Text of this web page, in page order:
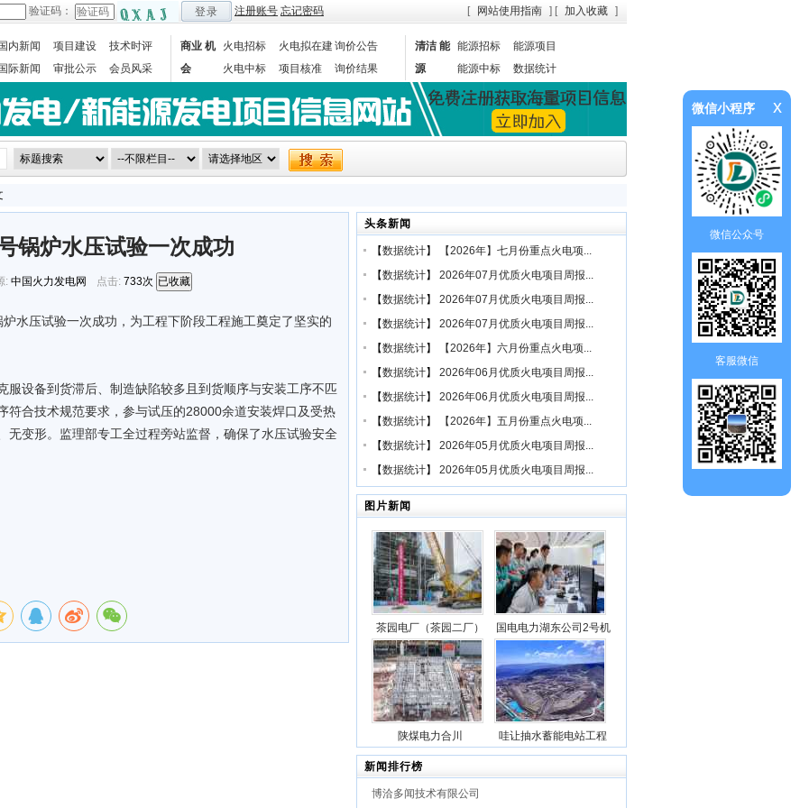
验证码： 登录 注册账号 忘记密码 [ 网站使用指南 ] [ 加入收藏 ]
国内新闻 项目建设
技术时评
国际新闻
审批公示 会员风采
商业 机
会
火电招标 火电拟在建询价公告
火电中标
项目核准
询价结果
清洁 能
源
能源招标
能源项目
能源中标
数据统计
锅炉水压试验一次成功
: 中国火力发电网 点击: 733次 已收藏
水压试验一次成功，为工程下阶段工程施工奠定了坚实的
服设备到货滞后、制造缺陷较多且到货顺序与安装工序不匹
符合技术规范要求，参与试压的28000余道安装焊口及受热
无变形。监理部专工全过程旁站监督，确保了水压试验安全
头条新闻
【数据统计】
【2026年】七月份重点火电项...
【数据统计】 2026年07月优质火电项目周报...
【数据统计】 2026年07月优质火电项目周报...
【数据统计】 2026年07月优质火电项目周报...
【数据统计】
【2026年】六月份重点火电项...
【数据统计】 2026年06月优质火电项目周报...
【数据统计】 2026年06月优质火电项目周报...
【数据统计】
【2026年】五月份重点火电项...
【数据统计】 2026年05月优质火电项目周报...
【数据统计】 2026年05月优质火电项目周报...
图片新闻
茶园电厂（茶园二厂）
二期“等容量替
代”（1×660兆瓦）煤电
项目3号机组锅炉钢架首
吊成功
国电电力湖东公司2号机
组锅炉点火一次成功
陕煤电力合川
2×1000MW清洁煤电扩
建项目1号锅炉第一层钢
哇让抽水蓄能电站工程
新闻排行榜
博洽多闻技术有限公司
微信小程序 x
微信公众号
客服微信